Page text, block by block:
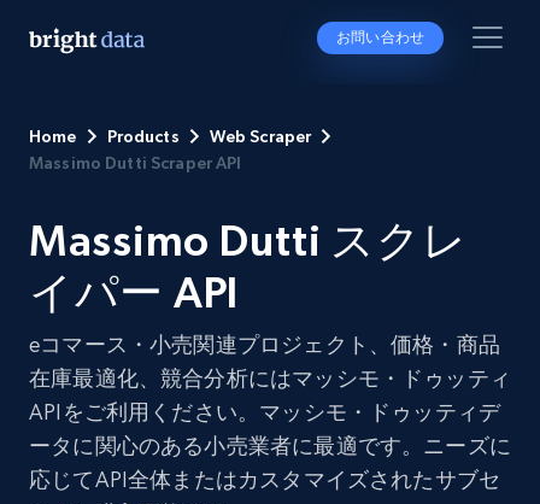
お問い合わせ
Home Products
Web Scraper
Massimo Dutti Scraper API
Massimo Dutti スクレ
イパー API
eコマース・小売関連プロジェクト、価格・商品
在庫最適化、競合分析にはマッシモ・ドゥッティ
APIをご利用ください。マッシモ・ドゥッティデ
ータに関心のある小売業者に最適です。ニーズに
応じてAPI全体またはカスタマイズされたサブセ